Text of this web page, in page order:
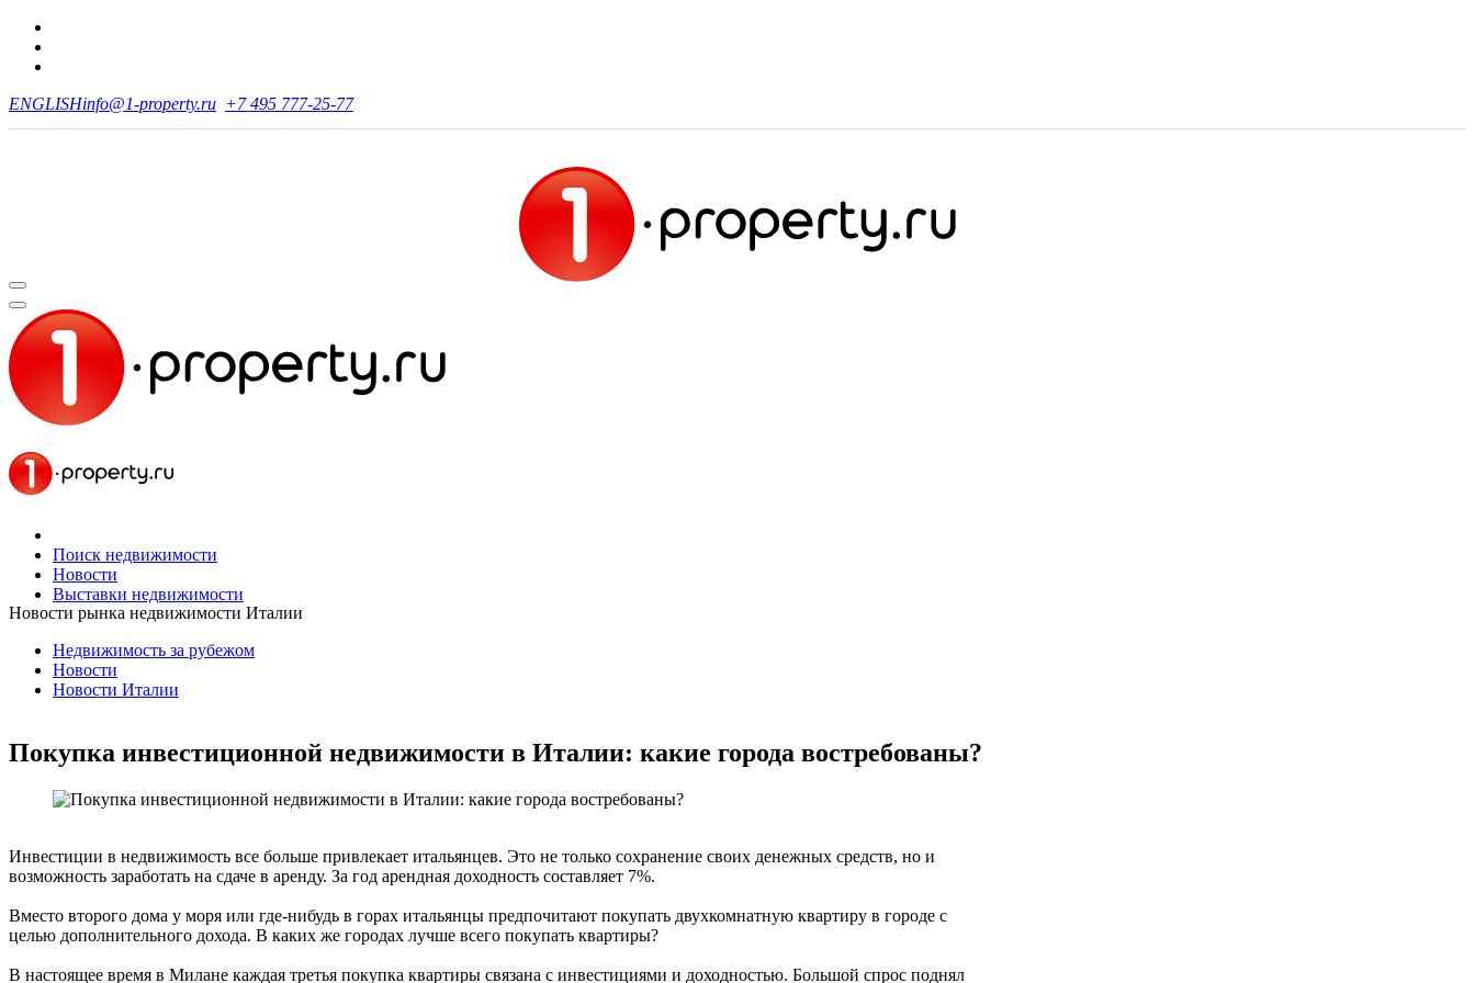
ENGLISHinfo@1-property.ru +7 495 777-25-77
Поиск недвижимости
Новости
Выставки недвижимости
Новости рынка недвижимости Италии
Недвижимость за рубежом
Новости
Новости Италии
Покупка инвестиционной недвижимости в Италии: какие города востребованы?
Инвестиции в недвижимость все больше привлекает итальянцев. Это не только сохранение своих денежных средств, но и
возможность заработать на сдаче в аренду. За год арендная доходность составляет 7%.
Вместо второго дома у моря или где-нибудь в горах итальянцы предпочитают покупать двухкомнатную квартиру в городе с
целью дополнительного дохода. В каких же городах лучше всего покупать квартиры?
В настоящее время в Милане каждая третья покупка квартиры связана с инвестициями и доходностью. Большой спрос поднял